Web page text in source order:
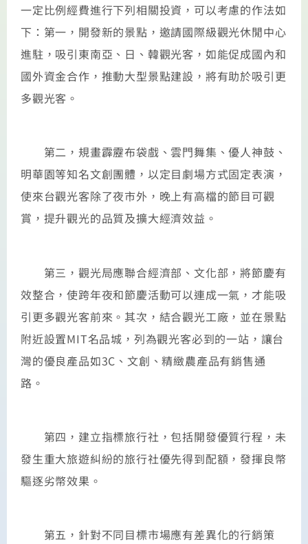
一定比例經費進行下列相關投資，可以考慮的作法如
下：第一，開發新的景點，邀請國際級觀光休閒中心
進駐，吸引東南亞、日、韓觀光客，如能促成國內和
國外資金合作，推動大型景點建設，將有助於吸引更
多觀光客。
第二，規畫霹靂布袋戲、雲門舞集、優人神鼓、
明華園等知名文創團體，以定目劇場方式固定表演，
使來台觀光客除了夜市外，晚上有高檔的節目可觀
賞，提升觀光的品質及擴大經濟效益。
第三，觀光局應聯合經濟部、文化部，將節慶有
效整合，使跨年夜和節慶活動可以連成一氣，才能吸
引更多觀光客前來。其次，結合觀光工廠，並在景點
附近設置MIT名品城，列為觀光客必到的一站，讓台
灣的優良產品如3C、文創、精緻農產品有銷售通
路。
第四，建立指標旅行社，包括開發優質行程，未
發生重大旅遊糾紛的旅行社優先得到配額，發揮良幣
驅逐劣幣效果。
第五，針對不同目標市場應有差異化的行銷策